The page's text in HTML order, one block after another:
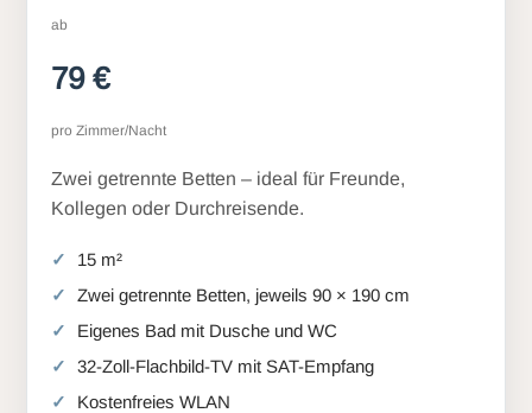
ab
79 €
pro Zimmer/Nacht
Zwei getrennte Betten – ideal für Freunde,
Kollegen oder Durchreisende.
15 m²
Zwei getrennte Betten, jeweils 90 × 190 cm
Eigenes Bad mit Dusche und WC
32-Zoll-Flachbild-TV mit SAT-Empfang
Kostenfreies WLAN